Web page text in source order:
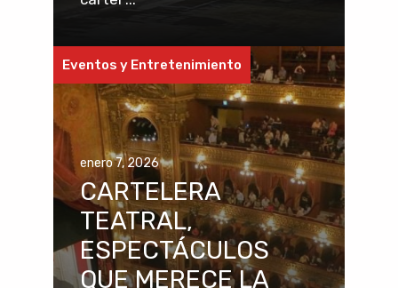
Eventos y Entretenimiento
enero 7, 2026
CARTELERA
TEATRAL,
ESPECTÁCULOS
QUE MERECE LA